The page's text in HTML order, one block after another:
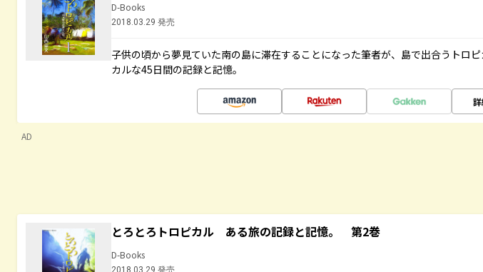
D-Books
2018.03.29 発売
子供の頃から夢見ていた南の島に滞在することになった筆者が、島で出合うトロ
カルな45日間の記録と記憶。
AD
とろとろトロピカル ある旅の記録と記憶。 第2巻
D-Books
2018.03.29 発売